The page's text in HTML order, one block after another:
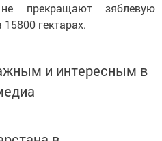
прекращают зяблевую
гектарах.
и интересным в